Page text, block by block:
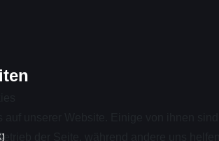
unserer Website. Einige von ihnen sind
der Seite, während andere uns